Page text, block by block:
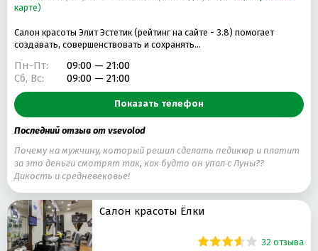
карте)
Салон красоты Элит Эстетик (рейтинг на сайте - 3.8) помогает
создавать, совершенствовать и сохранять…
Пн-Пт:
09:00 — 21:00
Сб, Вс:
09:00 — 21:00
Показать телефон
Последний отзыв от vsevolod
Почему на мужчину, который решил сделать педикюр и платит
за это деньги смотрят так, как будто он упал с Луны??
Дикость и средневековье!
Салон красоты Ëлки
32 отзыва